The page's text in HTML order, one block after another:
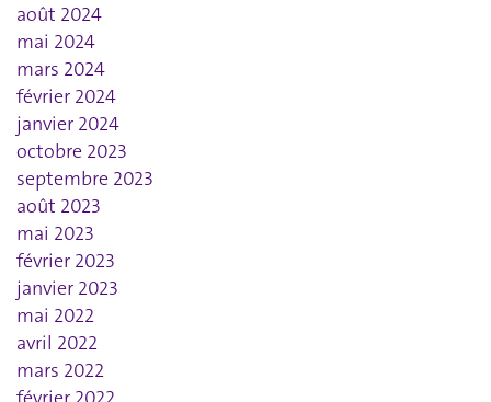
août 2024
mai 2024
mars 2024
février 2024
janvier 2024
octobre 2023
septembre 2023
août 2023
mai 2023
février 2023
janvier 2023
mai 2022
avril 2022
mars 2022